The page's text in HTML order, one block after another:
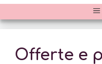
Offerte e